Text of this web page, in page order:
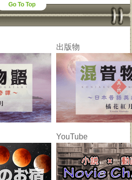
Go To Top
出版物
YouTube